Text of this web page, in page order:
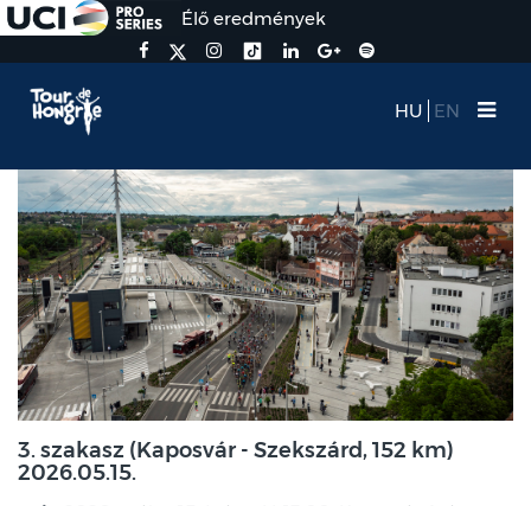
Élő eredmények
HU EN
3. szakasz (Kaposvár - Szekszárd, 152 km)
2026.05.15.